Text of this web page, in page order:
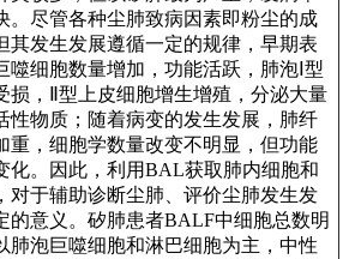
。尽管各种尘肺致病因素即粉尘的成
其发生发展遵循一定的规律，早期表
噬细胞数量增加，功能活跃，肺泡Ⅰ型
损，Ⅱ型上皮细胞增生增殖，分泌大量
性物质；随着病变的发生发展，肺纤
重，细胞学数量改变不明显，但功能
化。因此，利用BAL获取肺内细胞和
对于辅助诊断尘肺、评价尘肺发生发
的意义。矽肺患者BALF中细胞总数明
肺泡巨噬细胞和淋巴细胞为主，中性